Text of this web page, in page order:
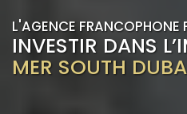
L'AGENCE FRANCOPHONE
INVESTIR DANS
MER SOUTH